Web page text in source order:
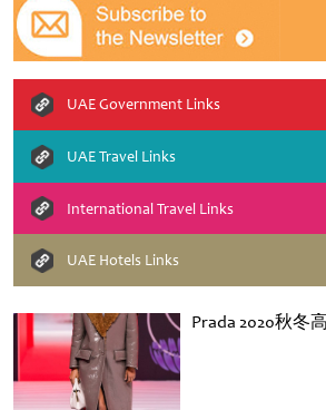
Prada 2020秋冬
UAE Government Links
UAE Travel Links
International Travel Links
UAE Hotels Links